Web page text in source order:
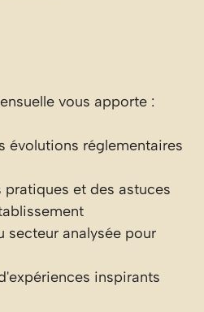
vous apporte :
évolutions réglementaires
pratiques et des astuces
secteur analysée pour
inspirants